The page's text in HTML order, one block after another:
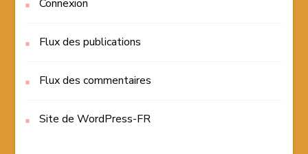
Connexion
Flux des publications
Flux des commentaires
Site de WordPress-FR